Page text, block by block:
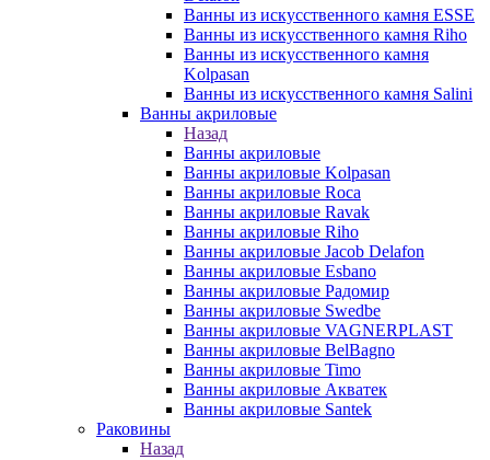
Ванны из искусственного камня ESSE
Ванны из искусственного камня Riho
Ванны из искусственного камня
Kolpasan
Ванны из искусственного камня Salini
Ванны акриловые
Назад
Ванны акриловые
Ванны акриловые Kolpasan
Ванны акриловые Roca
Ванны акриловые Ravak
Ванны акриловые Riho
Ванны акриловые Jacob Delafon
Ванны акриловые Esbano
Ванны акриловые Радомир
Ванны акриловые Swedbe
Ванны акриловые VAGNERPLAST
Ванны акриловые BelBagno
Ванны акриловые Timo
Ванны акриловые Акватек
Ванны акриловые Santek
Раковины
Назад